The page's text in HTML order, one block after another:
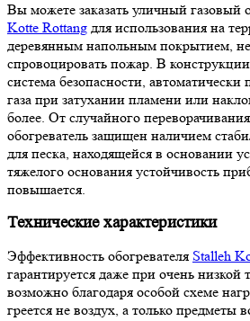
Вы можете заказать уличный газовый
Kotte Rottang для использования на
деревянным напольным покрытием,
спровоцировать пожар. В
система безопасности,
газа при затухании пламени или
более. От случайного
обогреватель защищен наличием
для песка, находящейся в основании
тяжелого основания устойчивость
повышается.
Технические характеристики
Эффективность обогревателя Stalleh
гарантируется даже при очень низкой
возможно благодаря особой схеме
греется не воздух, а только предметы